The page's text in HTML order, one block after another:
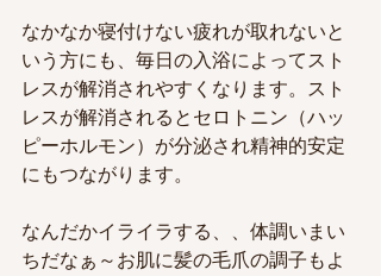
なかなか寝付けない疲れが取れないと
いう方にも、毎日の入浴によってスト
レスが解消されやすくなります。スト
レスが解消されるとセロトニン（ハッ
ピーホルモン）が分泌され精神的安定
にもつながります。
なんだかイライラする、、体調いまい
ちだなぁ～お肌に髪の毛爪の調子もよ